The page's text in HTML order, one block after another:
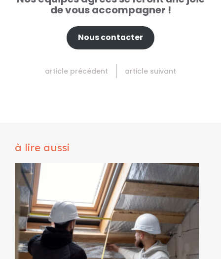
de vous accompagner !
Nous contacter
article précédent article suivant
à lire aussi